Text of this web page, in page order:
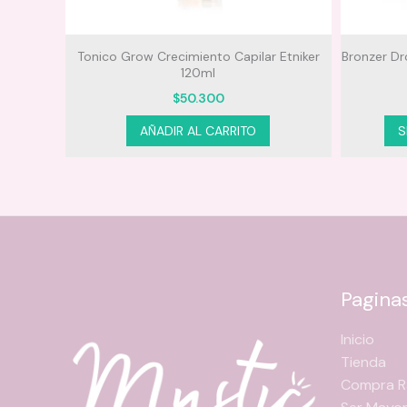
Tonico Grow Crecimiento Capilar Etniker
120ml
$50.300
AÑADIR AL CARRITO
Bronzer
Inicio
Tienda
Compra